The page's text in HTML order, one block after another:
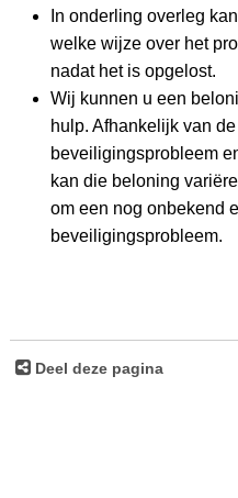
In onderling overleg
welke wijze over het
nadat het is opgelost.
Wij kunnen u een
hulp. Afhankelijk van
beveiligingsprobleem
kan die beloning
om een nog onbekend
beveiligingsprobleem.
Deel deze pagina